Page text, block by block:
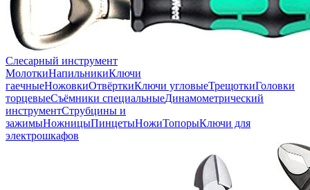
Слесарный инструмент
МолоткиНапильникиКлючи
гаечныеНожовкиОтвёрткиКлючи угловыеТрещоткиГоловки
торцевыеСъёмники специальныеДинамометрический
инструментСтрубцины и
зажимыНожницыПинцетыНожиТопорыКлючи для
электрошкафов